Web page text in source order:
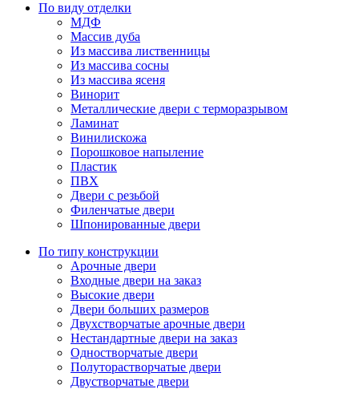
По виду отделки
МДФ
Массив дуба
Из массива лиственницы
Из массива сосны
Из массива ясеня
Винорит
Металлические двери с терморазрывом
Ламинат
Винилискожа
Порошковое напыление
Пластик
ПВХ
Двери с резьбой
Филенчатые двери
Шпонированные двери
По типу конструкции
Арочные двери
Входные двери на заказ
Высокие двери
Двери больших размеров
Двухстворчатые арочные двери
Нестандартные двери на заказ
Одностворчатые двери
Полуторастворчатые двери
Двустворчатые двери